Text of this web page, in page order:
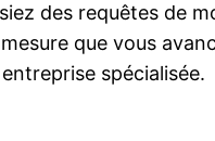
des requêtes de
que vous
spécialisée.